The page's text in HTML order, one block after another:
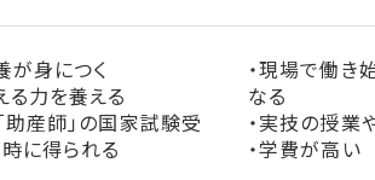
が身につく
る力を養える
助産師」の国家試験受
に得られる
・現場で働き
なる
・実技の授業
・学費が高い